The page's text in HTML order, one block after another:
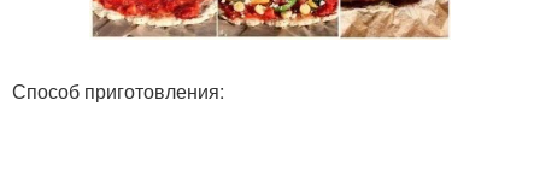
Способ приготовления: